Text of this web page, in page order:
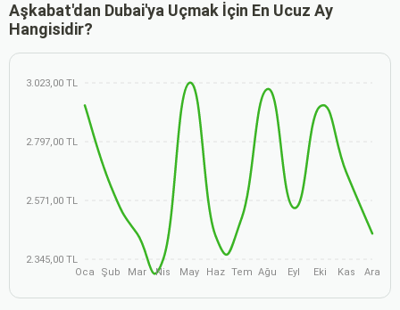
Aşkabat'dan Dubai'ya Uçmak İçin En Ucuz Ay
Hangisidir?
3.023,00 TL
2.797,00 TL
2.571,00 TL
2.345,00 TL
Oca
Şub Mar Nis May Haz Tem Ağu Eyl Eki Kas Ara